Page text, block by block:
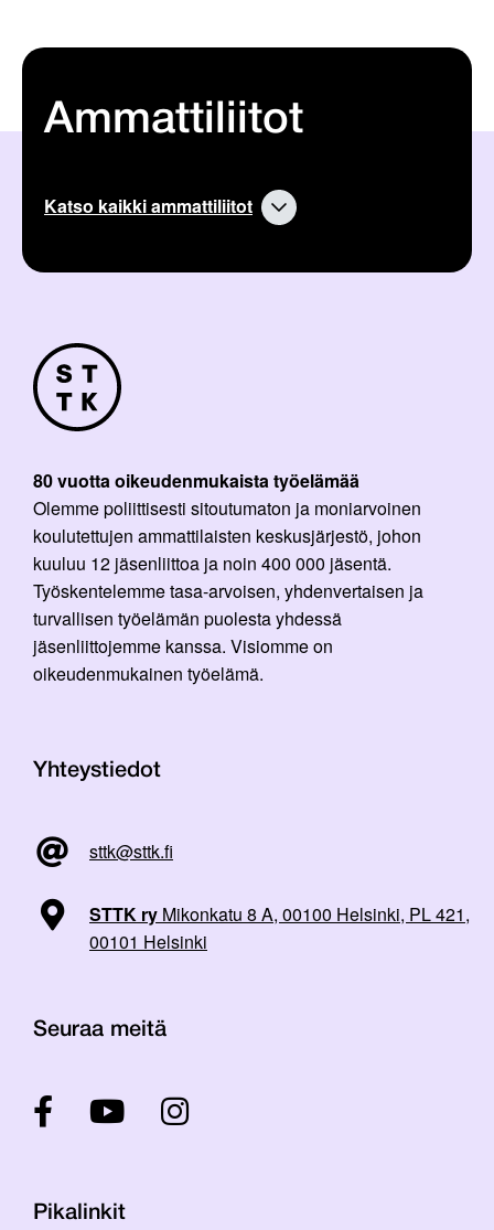
Ammattiliitot
Katso kaikki ammattiliitot
80 vuotta oikeudenmukaista työelämää
Olemme poliittisesti sitoutumaton ja moniarvoinen
koulutettujen ammattilaisten keskusjärjestö, johon
kuuluu 12 jäsenliittoa ja noin 400 000 jäsentä.
Työskentelemme tasa-arvoisen, yhdenvertaisen ja
turvallisen työelämän puolesta yhdessä
jäsenliittojemme kanssa. Visiomme on
oikeudenmukainen työelämä.
Yhteystiedot
sttk@sttk.fi
STTK ry Mikonkatu 8 A, 00100 Helsinki, PL 421,
00101 Helsinki
Seuraa meitä
Pikalinkit